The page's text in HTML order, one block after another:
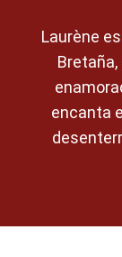
Laurène
encanta